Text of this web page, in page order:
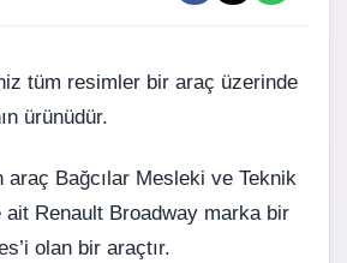
tüm resimler bir araç üzerinde
ürünüdür.
araç Bağcılar Mesleki ve Teknik
ait Renault Broadway marka bir
olan bir araçtır.